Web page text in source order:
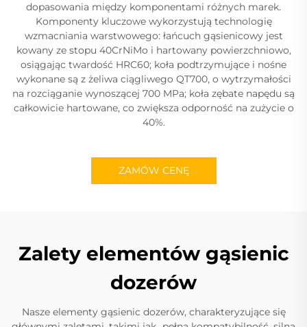
dopasowania między komponentami różnych marek.
Komponenty kluczowe wykorzystują technologię
wzmacniania warstwowego: łańcuch gąsienicowy jest
kowany ze stopu 40CrNiMo i hartowany powierzchniowo,
osiągając twardość HRC60; koła podtrzymujące i nośne
wykonane są z żeliwa ciągliwego QT700, o wytrzymałości
na rozciąganie wynoszącej 700 MPa; koła zębate napędu są
całkowicie hartowane, co zwiększa odporność na zużycie o
40%.
ZAMÓW CENĘ
Zalety elementów gąsienic
dozerów
Nasze elementy gąsienic dozerów, charakteryzujące się